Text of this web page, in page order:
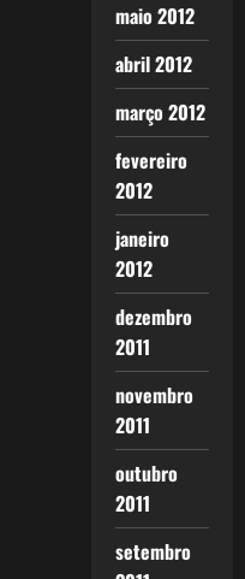
maio 2012
abril 2012
março 2012
fevereiro
2012
janeiro
2012
dezembro
2011
novembro
2011
outubro
2011
setembro